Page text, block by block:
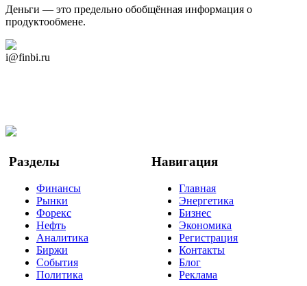
Деньги — это предельно обобщённая информация о
продуктообмене.
i@finbi.ru
Разделы
Финансы
Рынки
Форекс
Нефть
Аналитика
Биржи
События
Политика
Навигация
Главная
Энергетика
Бизнес
Экономика
Регистрация
Контакты
Блог
Реклама